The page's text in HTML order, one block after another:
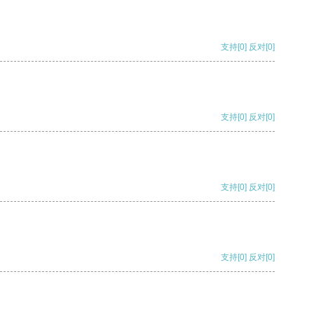
支持[0] 反对[0]
支持[0] 反对[0]
支持[0] 反对[0]
支持[0] 反对[0]